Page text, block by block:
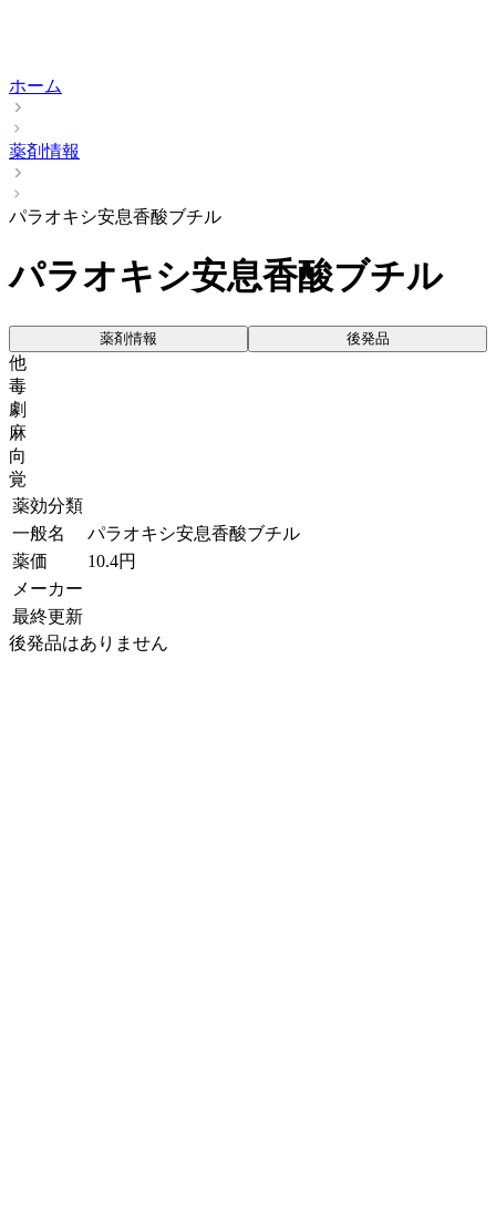
ホーム
薬剤情報
パラオキシ安息香酸ブチル
パラオキシ安息香酸ブチル
薬剤情報 後発品
他
毒
劇
麻
向
覚
薬効分類
一般名
パラオキシ安息香酸ブチル
薬価
10.4円
メーカー
最終更新
後発品はありません